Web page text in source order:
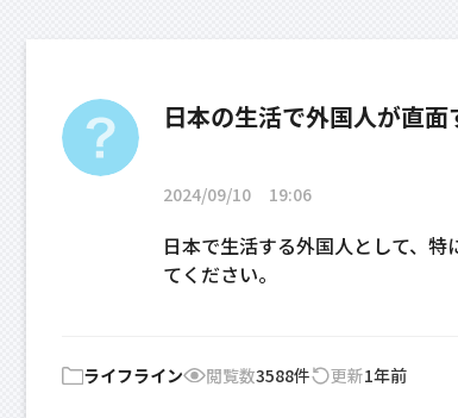
日本の生活で外国人が直
2024/09/10 19:06
日本で生活する外国人として、
てください。
ライフライン 閲覧数3588件 更新1年前